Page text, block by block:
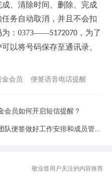
、清除时间、删除、完成
务自动取消，并且不会扣
为：0373——5172070，为了
以将号码保存至通讯录。
金会员 便签语音电话提醒
会员如何开启短信提醒？
便签做好工作安排和成员管理?
敬业签用户关注的内容推荐